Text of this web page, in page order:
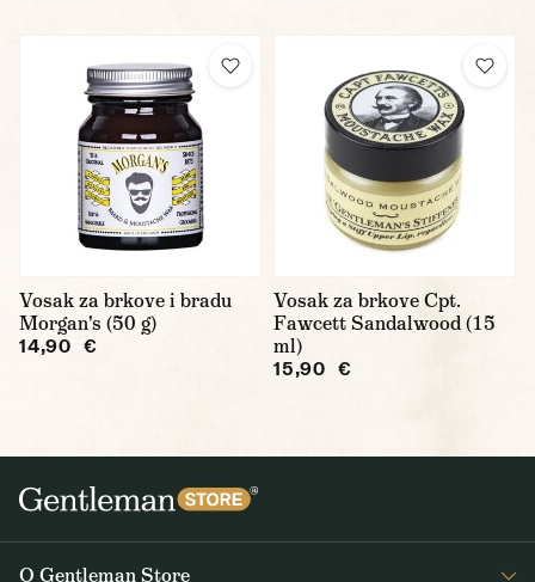
Vosak za brkove i bradu
Morgan's (50 g)
14,90 €
Vosak za brkove Cpt.
Fawcett Sandalwood (15
ml)
15,90 €
O Gentleman Store